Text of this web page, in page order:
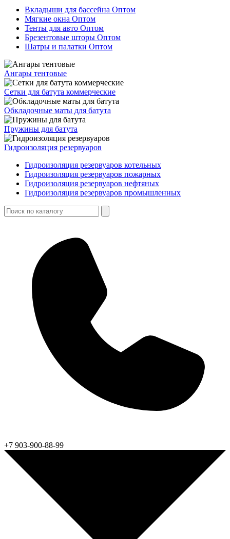
Вкладыши для бассейна Оптом
Мягкие окна Оптом
Тенты для авто Оптом
Брезентовые шторы Оптом
Шатры и палатки Оптом
Ангары тентовые
Сетки для батута коммерческие
Обкладочные маты для батута
Пружины для батута
Гидроизоляция резервуаров
Гидроизоляция резервуаров котельных
Гидроизоляция резервуаров пожарных
Гидроизоляция резервуаров нефтяных
Гидроизоляция резервуаров промышленных
+7 903-900-88-99